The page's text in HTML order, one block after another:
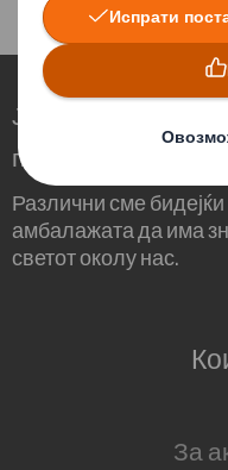
Ја редефинираме
потребите на
Различни сме
амбалажата да има
светот околу нас.
За